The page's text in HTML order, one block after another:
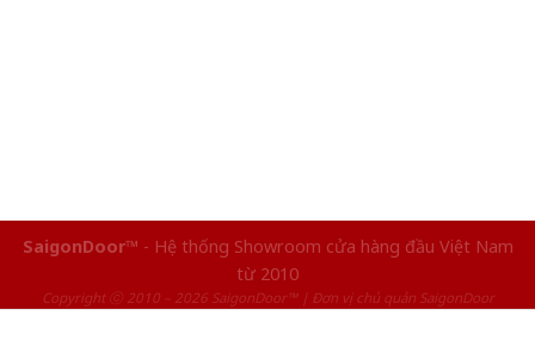
SaigonDoor™ - Hệ thống Showroom cửa hàng đầu Việt Nam
từ 2010
Copyright ⓒ 2010 – 2026 SaigonDoor™ | Đơn vị chủ quản SaigonDoor